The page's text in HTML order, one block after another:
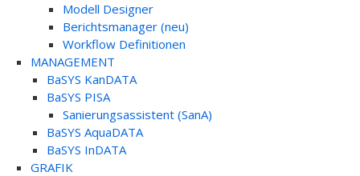
Modell Designer
Berichtsmanager (neu)
Workflow Definitionen
MANAGEMENT
BaSYS KanDATA
BaSYS PISA
Sanierungsassistent (SanA)
BaSYS AquaDATA
BaSYS InDATA
GRAFIK